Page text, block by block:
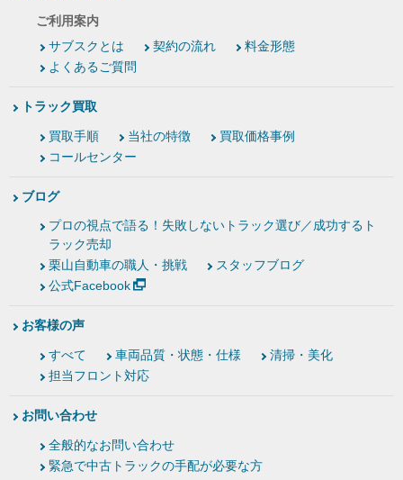
ご利用案内
サブスクとは
契約の流れ
料金形態
よくあるご質問
トラック買取
買取手順 当社の特徴
買取価格事例
コールセンター
ブログ
プロの視点で語る！失敗しないトラック選び／成功するト
ラック売却
栗山自動車の職人・挑戦
スタッフブログ
公式Facebook
お客様の声
すべて 車両品質・状態・仕様
清掃・美化
担当フロント対応
お問い合わせ
全般的なお問い合わせ
緊急で中古トラックの手配が必要な方